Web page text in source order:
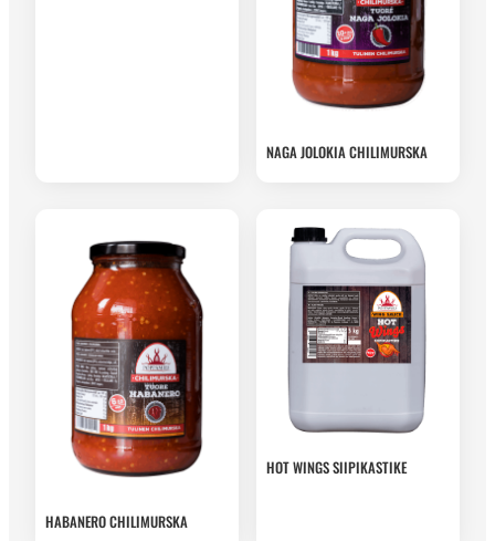
NAGA JOLOKIA CHILIMURSKA
HABANERO CHILIMURSKA
HOT WINGS SIIPIKASTIKE